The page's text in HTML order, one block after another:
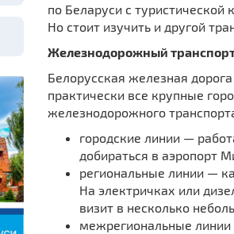
по Беларуси с туристической
Но стоит изучить и другой
Железнодорожный
Белорусская железная
практически все крупные
железнодорожного
городские линии —
добираться в аэропорт
региональные линии —
На электричках или
визит в несколько
межрегиональные